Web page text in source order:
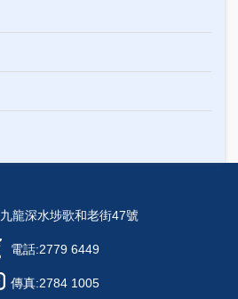
九龍深水埗歌和老街47號
電話:2779 6449
傳真:2784 1005